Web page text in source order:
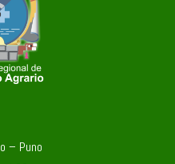
– Puno